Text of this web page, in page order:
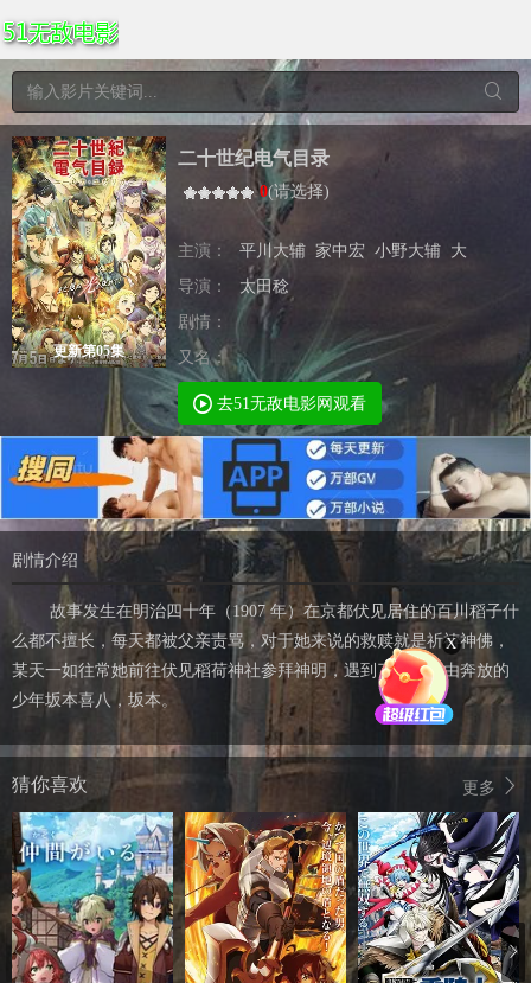
更新第05集
二十世纪电气目录
0(请选择)
主演： 平川大辅 家中宏 小野大辅 大
导演：
太田稔
剧情：
又名：
去51无敌电影网观看
剧情介绍
故事发生在明治四十年（1907 年）在京都伏见居住的百川稻子什
么都不擅长，每天都被父亲责骂，对于她来说的救赎就是祈祷神佛，
某天一如往常她前往伏见稻荷神社参拜神明，遇到了一位自由奔放的
少年坂本喜八，坂本。
更多
猜你喜欢
X